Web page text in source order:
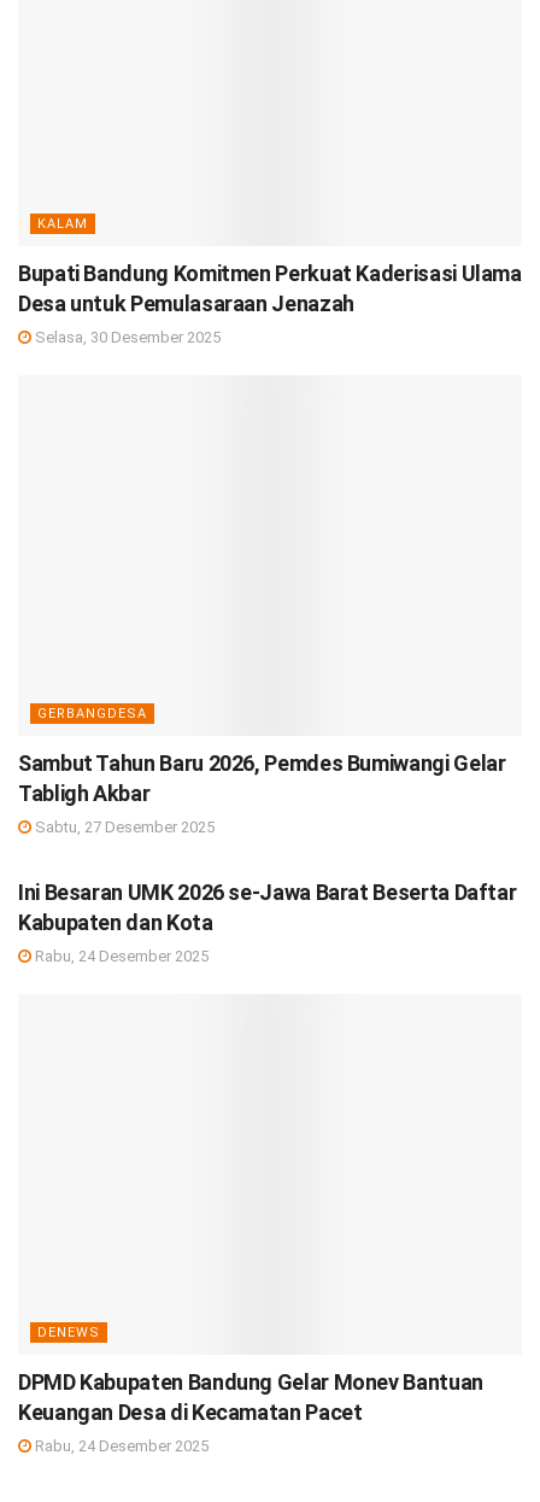
KALAM
Bupati Bandung Komitmen Perkuat Kaderisasi Ulama
Desa untuk Pemulasaraan Jenazah
Selasa, 30 Desember 2025
GERBANGDESA
Sambut Tahun Baru 2026, Pemdes Bumiwangi Gelar
Tabligh Akbar
Sabtu, 27 Desember 2025
Ini Besaran UMK 2026 se-Jawa Barat Beserta Daftar
Kabupaten dan Kota
Rabu, 24 Desember 2025
DENEWS
DPMD Kabupaten Bandung Gelar Monev Bantuan
Keuangan Desa di Kecamatan Pacet
Rabu, 24 Desember 2025